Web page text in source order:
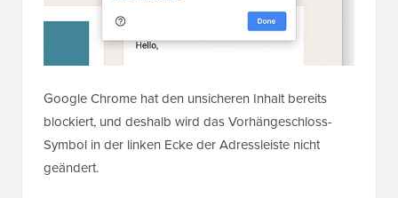
Google Chrome hat den unsicheren Inhalt bereits
blockiert, und deshalb wird das Vorhängeschloss-
Symbol in der linken Ecke der Adressleiste nicht
geändert.